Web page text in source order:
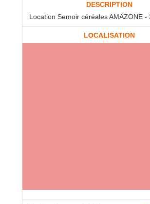
DESCRIPTION
Location Semoir céréales AMAZONE -
LOCALISATION